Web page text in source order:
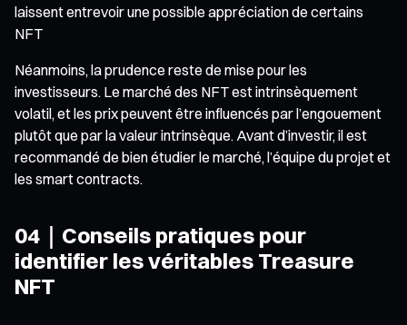
laissent entrevoir une possible appréciation de certains
NFT
Néanmoins, la prudence reste de mise pour les
investisseurs. Le marché des NFT est intrinsèquement
volatil, et les prix peuvent être influencés par l’engouement
plutôt que par la valeur intrinsèque. Avant d’investir, il est
recommandé de bien étudier le marché, l’équipe du projet et
les smart contracts.
04｜Conseils pratiques pour
identifier les véritables Treasure
NFT